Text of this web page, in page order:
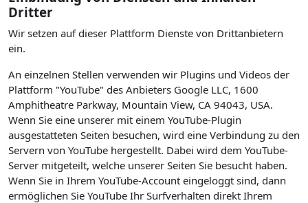
Dritter
Wir setzen auf dieser Plattform Dienste von Drittanbietern
ein.
An einzelnen Stellen verwenden wir Plugins und Videos der
Plattform "YouTube" des Anbieters Google LLC, 1600
Amphitheatre Parkway, Mountain View, CA 94043, USA.
Wenn Sie eine unserer mit einem YouTube-Plugin
ausgestatteten Seiten besuchen, wird eine Verbindung zu den
Servern von YouTube hergestellt. Dabei wird dem YouTube-
Server mitgeteilt, welche unserer Seiten Sie besucht haben.
Wenn Sie in Ihrem YouTube-Account eingeloggt sind, dann
ermöglichen Sie YouTube Ihr Surfverhalten direkt Ihrem